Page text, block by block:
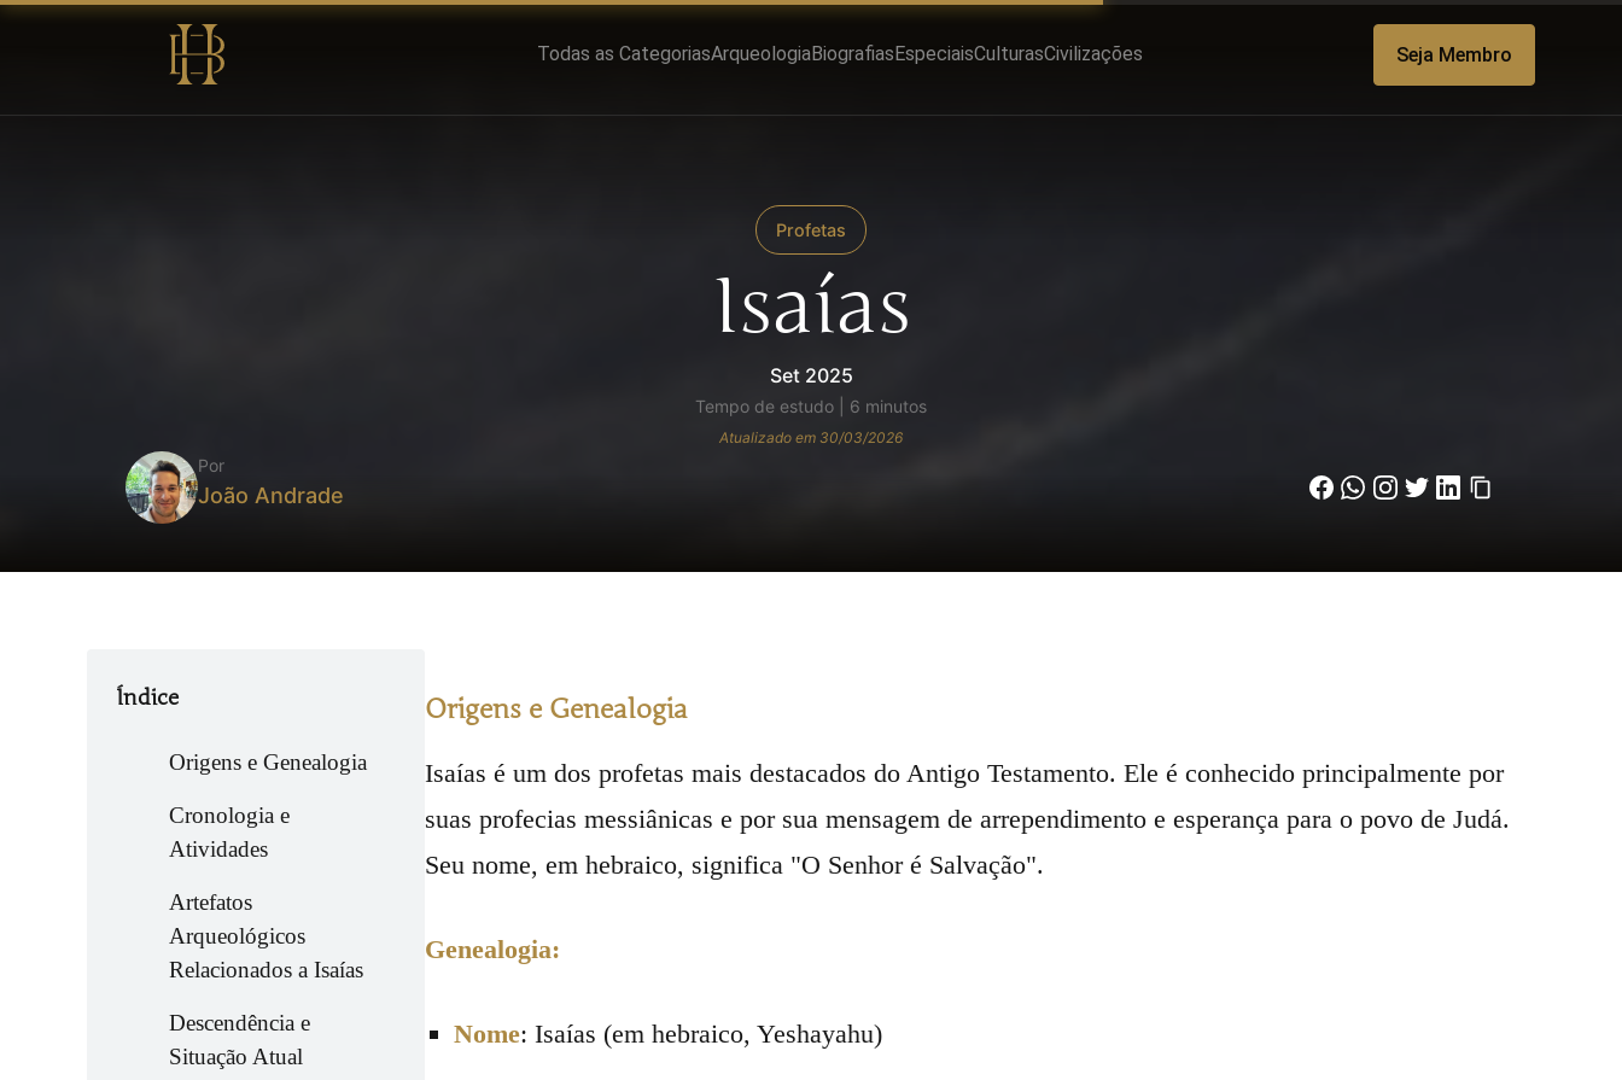
Todas as CategoriasArqueologiaBiografiasEspeciaisCulturasCivilizações Seja Membro
Profetas
Isaías
Set 2025
Tempo de estudo | 6 minutos
Atualizado em 30/03/2026
Por
João Andrade
Índice
Origens e Genealogia
Cronologia e
Atividades
Artefatos
Arqueológicos
Relacionados a Isaías
Descendência e
Situação Atual
Origens e Genealogia
Isaías é um dos profetas mais destacados do Antigo Testamento. Ele é conhecido principalmente por
suas profecias messiânicas e por sua mensagem de arrependimento e esperança para o povo de Judá.
Seu nome, em hebraico, significa "O Senhor é Salvação".
Genealogia:
Nome: Isaías (em hebraico, Yeshayahu)